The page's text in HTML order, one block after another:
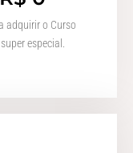
adquirir o Curso
especial.